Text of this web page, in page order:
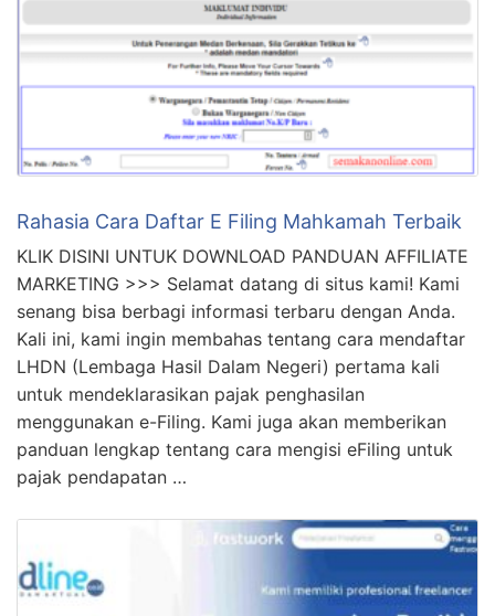
Rahasia Cara Daftar E Filing Mahkamah Terbaik
KLIK DISINI UNTUK DOWNLOAD PANDUAN AFFILIATE
MARKETING >>> Selamat datang di situs kami! Kami
senang bisa berbagi informasi terbaru dengan Anda.
Kali ini, kami ingin membahas tentang cara mendaftar
LHDN (Lembaga Hasil Dalam Negeri) pertama kali
untuk mendeklarasikan pajak penghasilan
menggunakan e-Filing. Kami juga akan memberikan
panduan lengkap tentang cara mengisi eFiling untuk
pajak pendapatan …